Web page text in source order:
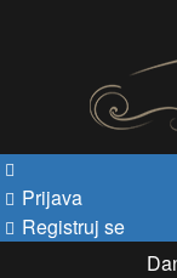
Prijava
Registruj se